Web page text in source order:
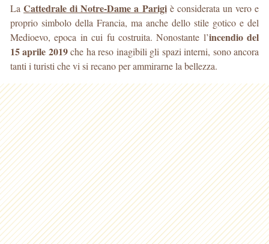
LaCattedrale di Notre-Dame a Parigiè considerata un vero e
proprio simbolo della Francia, ma anche dello stile gotico e del
Medioevo, epoca in cui fu costruita. Nonostante l’incendiodel
15 aprile 2019che ha reso inagibili gli spazi interni, sono ancora
tanti i turisti che vi si recano per ammirarne la bellezza.